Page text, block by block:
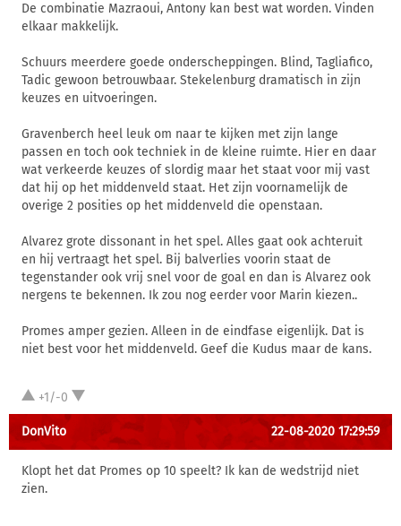
De combinatie Mazraoui, Antony kan best wat worden. Vinden
elkaar makkelijk.
Schuurs meerdere goede onderscheppingen. Blind, Tagliafico,
Tadic gewoon betrouwbaar. Stekelenburg dramatisch in zijn
keuzes en uitvoeringen.
Gravenberch heel leuk om naar te kijken met zijn lange
passen en toch ook techniek in de kleine ruimte. Hier en daar
wat verkeerde keuzes of slordig maar het staat voor mij vast
dat hij op het middenveld staat. Het zijn voornamelijk de
overige 2 posities op het middenveld die openstaan.
Alvarez grote dissonant in het spel. Alles gaat ook achteruit
en hij vertraagt het spel. Bij balverlies voorin staat de
tegenstander ook vrij snel voor de goal en dan is Alvarez ook
nergens te bekennen. Ik zou nog eerder voor Marin kiezen..
Promes amper gezien. Alleen in de eindfase eigenlijk. Dat is
niet best voor het middenveld. Geef die Kudus maar de kans.
+1/-0
DonVito 22-08-2020 17:29:59
Klopt het dat Promes op 10 speelt? Ik kan de wedstrijd niet
zien.